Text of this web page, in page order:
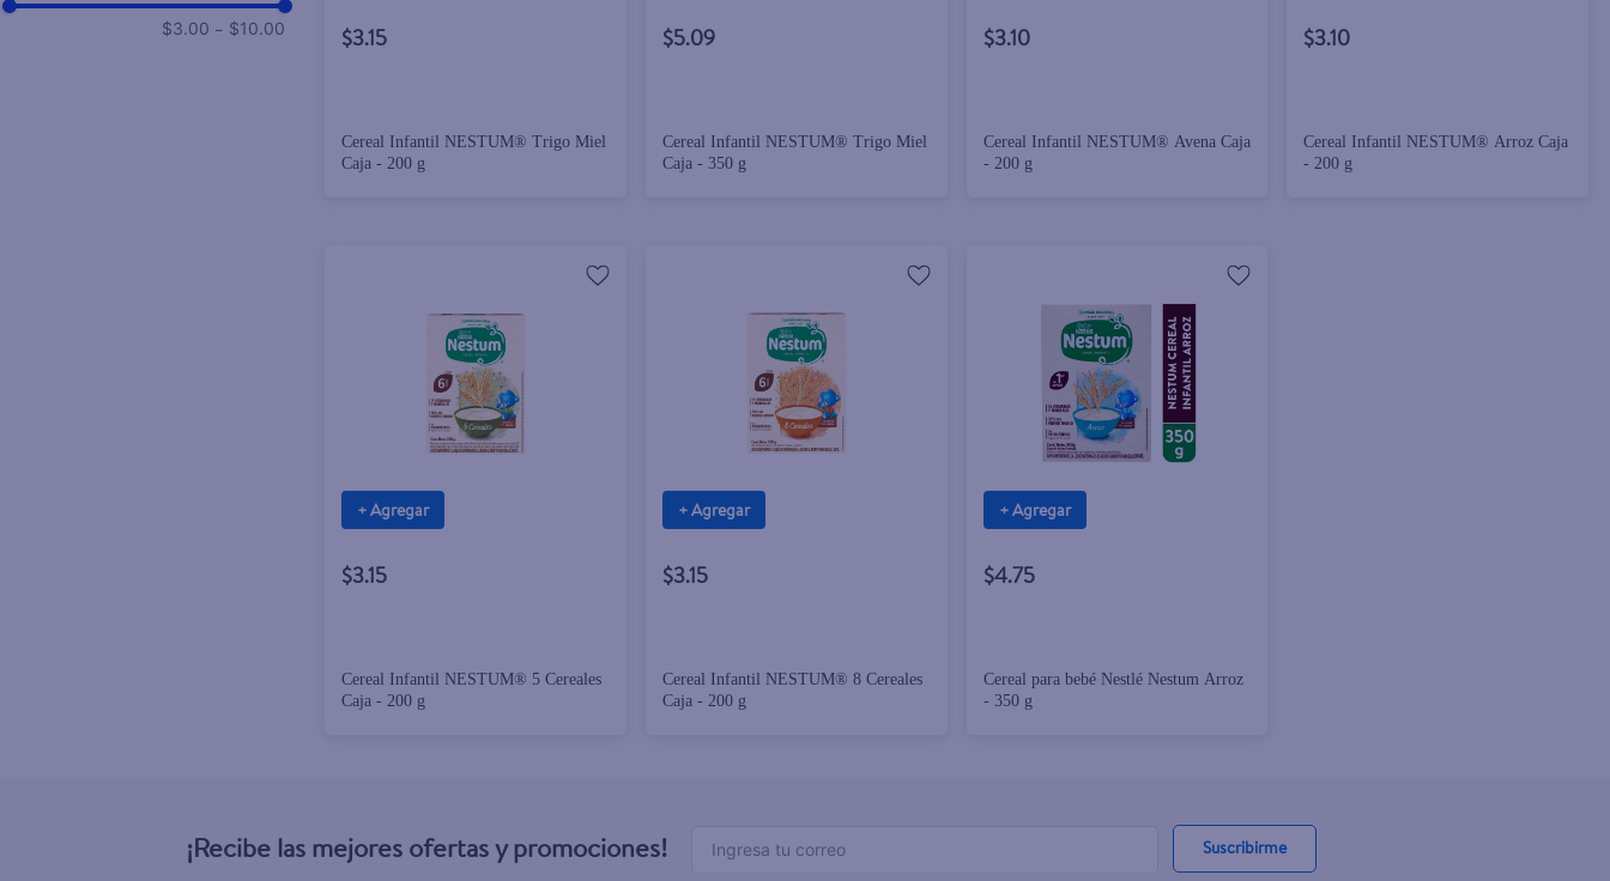
$3.00 – $10.00 $3.15
Cereal Infantil NESTUM® Trigo Miel
Caja - 200 g
$5.09
Cereal Infantil NESTUM® Trigo Miel
Caja - 350 g
$3.10
Cereal Infantil NESTUM® Avena Caja
- 200 g
$3.10
Cereal Infantil NESTUM® Arroz Caja
- 200 g
+ Agregar
$3.15
Cereal Infantil NESTUM® 5 Cereales
Caja - 200 g
+ Agregar
$3.15
Cereal Infantil NESTUM® 8 Cereales
Caja - 200 g
+ Agregar
$4.75
Cereal para bebé Nestlé Nestum Arroz
- 350 g
¡Recibe las mejores ofertas y promociones! Suscribirme